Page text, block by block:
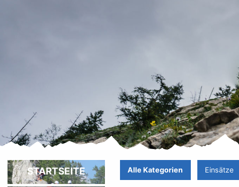
STARTSEITE Alle Kategorien Einsätze